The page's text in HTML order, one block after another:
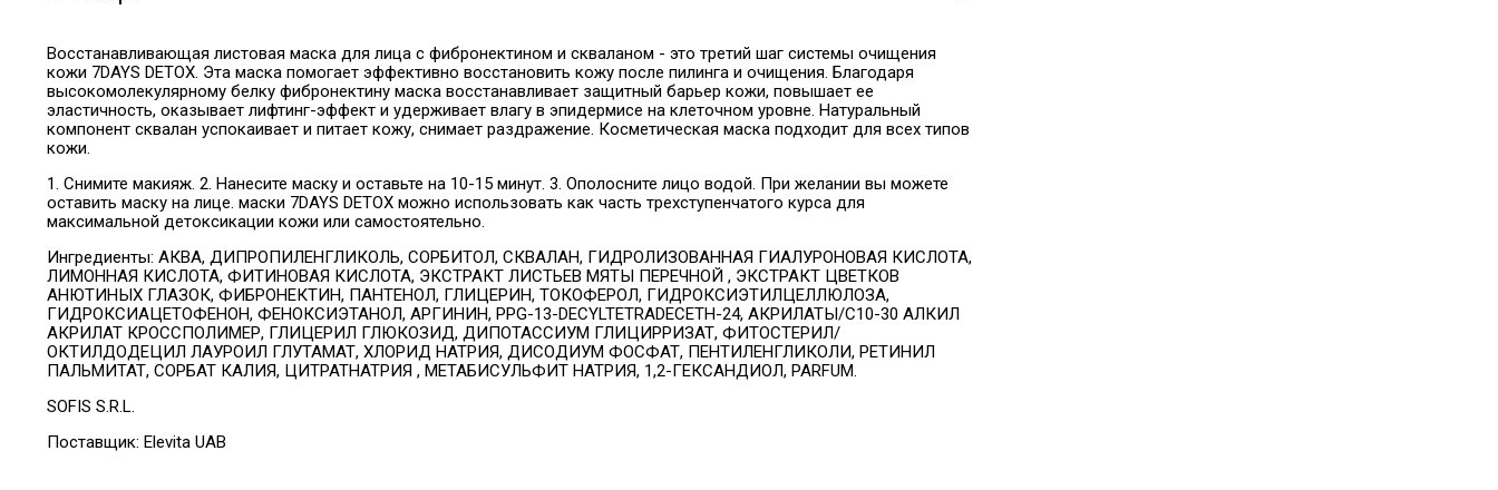
Восстанавливающая листовая маска для лица с фибронектином и скваланом - это третий шаг системы очищения
кожи 7DAYS DETOX. Эта маска помогает эффективно восстановить кожу после пилинга и очищения. Благодаря
высокомолекулярному белку фибронектину маска восстанавливает защитный барьер кожи, повышает ее
эластичность, оказывает лифтинг-эффект и удерживает влагу в эпидермисе на клеточном уровне. Натуральный
компонент сквалан успокаивает и питает кожу, снимает раздражение. Косметическая маска подходит для всех типов
кожи.
1. Снимите макияж. 2. Нанесите маску и оставьте на 10-15 минут. 3. Ополосните лицо водой. При желании вы можете
оставить маску на лице. маски 7DAYS DETOX можно использовать как часть трехступенчатого курса для
максимальной детоксикации кожи или самостоятельно.
Ингредиенты: АКВА, ДИПРОПИЛЕНГЛИКОЛЬ, СОРБИТОЛ, СКВАЛАН, ГИДРОЛИЗОВАННАЯ ГИАЛУРОНОВАЯ КИСЛОТА,
ЛИМОННАЯ КИСЛОТА, ФИТИНОВАЯ КИСЛОТА, ЭКСТРАКТ ЛИСТЬЕВ МЯТЫ ПЕРЕЧНОЙ , ЭКСТРАКТ ЦВЕТКОВ
АНЮТИНЫХ ГЛАЗОК, ФИБРОНЕКТИН, ПАНТЕНОЛ, ГЛИЦЕРИН, ТОКОФЕРОЛ, ГИДРОКСИЭТИЛЦЕЛЛЮЛОЗА,
ГИДРОКСИАЦЕТОФЕНОН, ФЕНОКСИЭТАНОЛ, АРГИНИН, PPG-13-DECYLTETRADECETH-24, АКРИЛАТЫ/C10-30 АЛКИЛ
АКРИЛАТ КРОССПОЛИМЕР, ГЛИЦЕРИЛ ГЛЮКОЗИД, ДИПОТАССИУМ ГЛИЦИРРИЗАТ, ФИТОСТЕРИЛ/
ОКТИЛДОДЕЦИЛ ЛАУРОИЛ ГЛУТАМАТ, ХЛОРИД НАТРИЯ, ДИСОДИУМ ФОСФАТ, ПЕНТИЛЕНГЛИКОЛИ, РЕТИНИЛ
ПАЛЬМИТАТ, СОРБАТ КАЛИЯ, ЦИТРАТНАТРИЯ , МЕТАБИСУЛЬФИТ НАТРИЯ, 1,2-ГЕКСАНДИОЛ, PARFUM.
SOFIS S.R.L.
Поставщик: Elevita UAB